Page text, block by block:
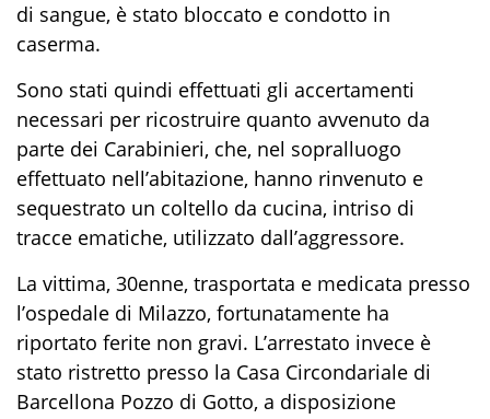
di sangue, è stato bloccato e condotto in
caserma.
Sono stati quindi effettuati gli accertamenti
necessari per ricostruire quanto avvenuto da
parte dei Carabinieri, che, nel sopralluogo
effettuato nell’abitazione, hanno rinvenuto e
sequestrato un coltello da cucina, intriso di
tracce ematiche, utilizzato dall’aggressore.
La vittima, 30enne, trasportata e medicata presso
l’ospedale di Milazzo, fortunatamente ha
riportato ferite non gravi. L’arrestato invece è
stato ristretto presso la Casa Circondariale di
Barcellona Pozzo di Gotto, a disposizione